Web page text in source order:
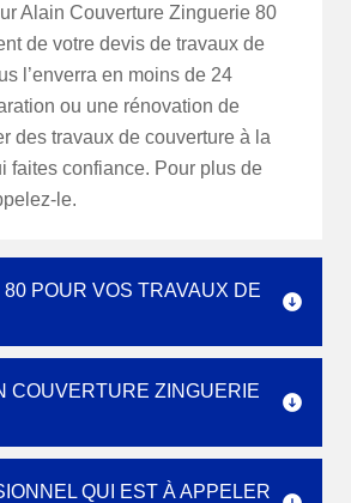
Alain Couverture Zinguerie 80
de votre devis de travaux de
l’enverra en moins de 24
ou une rénovation de
des travaux de couverture à la
faites confiance. Pour plus de
le.
POUR VOS TRAVAUX DE
COUVERTURE ZINGUERIE
QUI EST À APPELER